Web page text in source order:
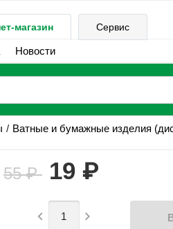
магазин Сервис
Новости
Ватные и бумажные изделия
55₽ 19 ₽
 